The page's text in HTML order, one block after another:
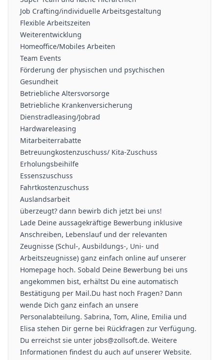
Job Crafting/individuelle Arbeitsgestaltung
Flexible Arbeitszeiten
Weiterentwicklung
Homeoffice/Mobiles Arbeiten
Team Events
Förderung der physischen und psychischen
Gesundheit
Betriebliche Altersvorsorge
Betriebliche Krankenversicherung
Dienstradleasing/Jobrad
Hardwareleasing
Mitarbeiterrabatte
Betreuungkostenzuschuss/ Kita-Zuschuss
Erholungsbeihilfe
Essenszuschuss
Fahrtkostenzuschuss
Auslandsarbeit
überzeugt? dann bewirb dich jetzt bei uns!
Lade Deine aussagekräftige Bewerbung inklusive
Anschreiben, Lebenslauf und der relevanten
Zeugnisse (Schul-, Ausbildungs-, Uni- und
Arbeitszeugnisse) ganz einfach online auf unserer
Homepage hoch. Sobald Deine Bewerbung bei uns
angekommen bist, erhältst Du eine automatisch
Bestätigung per Mail.Du hast noch Fragen? Dann
wende Dich ganz einfach an unsere
Personalabteilung. Sabrina, Tom, Aline, Emilia und
Elisa stehen Dir gerne bei Rückfragen zur Verfügung.
Du erreichst sie unter jobs@zollsoft.de. Weitere
Informationen findest du auch auf unserer Website.